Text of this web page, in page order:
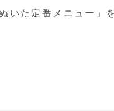
いた定番メニュー」